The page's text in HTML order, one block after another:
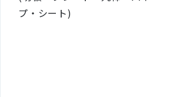
プ・シート)